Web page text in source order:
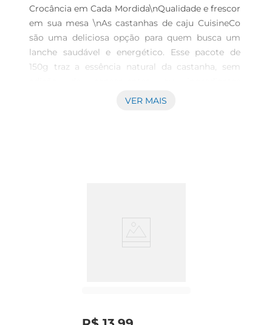
Crocância em Cada Mordida\nQualidade e frescor
em sua mesa \nAs castanhas de caju CuisineCo
são uma deliciosa opção para quem busca um
lanche saudável e energético. Esse pacote de
150g traz a essência natural da castanha, sem
artificiais, garantindo um sabor autêntico que
farofas ou pratos quentes, elas se adaptam bem a
VER MAIS